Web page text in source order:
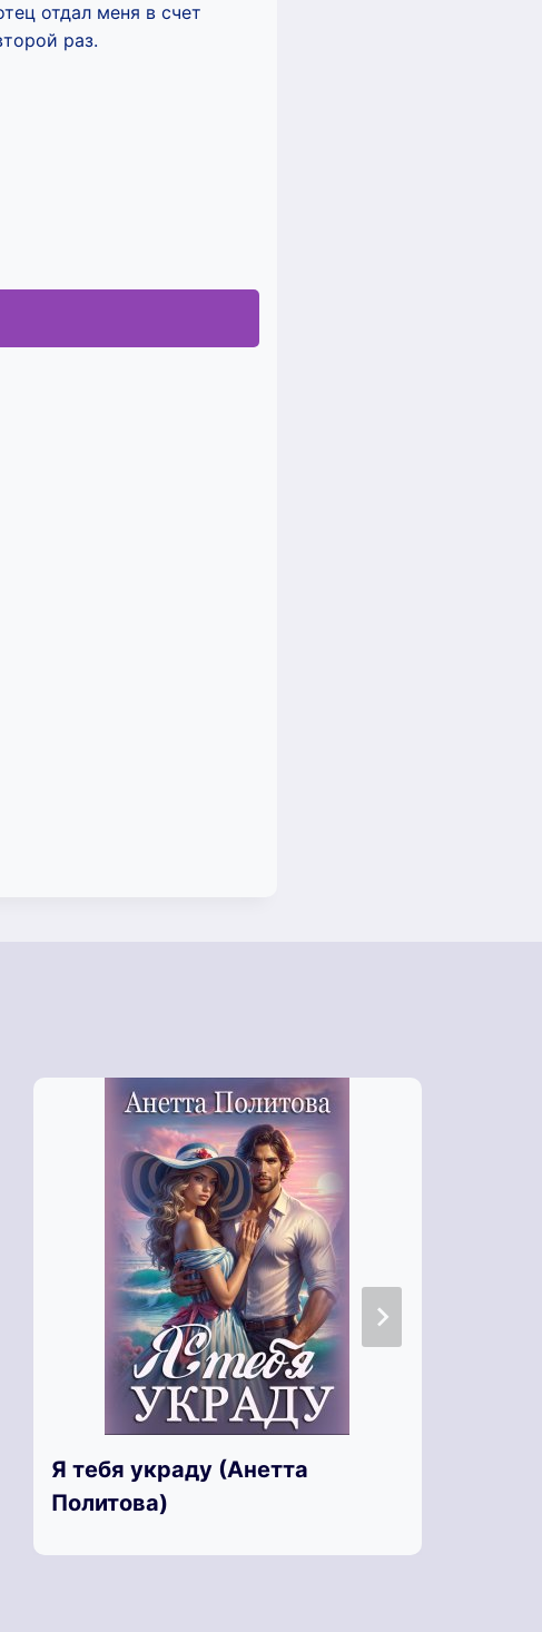
отдал меня в счет
раз.
Я тебя украду (Анетта
Политова)